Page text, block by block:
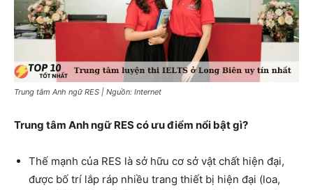
Trung tâm Anh ngữ RES | Nguồn: Internet
Trung tâm Anh ngữ RES có ưu điểm nổi bật gì?
Thế mạnh của RES là sở hữu cơ sở vật chất hiện đại,
được bố trí lắp ráp nhiều trang thiết bị hiện đại (loa,